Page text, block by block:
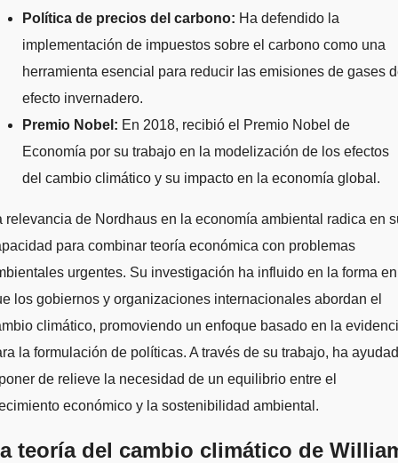
Política de precios del carbono: Ha defendido la
implementación de impuestos sobre el carbono como una
herramienta esencial para reducir las emisiones de gases
efecto invernadero.
Premio Nobel: En 2018, recibió el Premio Nobel de
Economía por su trabajo en la modelización de los efectos
del cambio climático y su impacto en la economía global.
relevancia de Nordhaus en la economía ambiental radica en
para combinar teoría económica con problemas
urgentes. Su investigación ha influido en la forma en
los gobiernos y organizaciones internacionales abordan el
climático, promoviendo un enfoque basado en la
la formulación de políticas. A través de su trabajo, ha
de relieve la necesidad de un equilibrio entre el
económico y la sostenibilidad ambiental.
teoría del cambio climático de